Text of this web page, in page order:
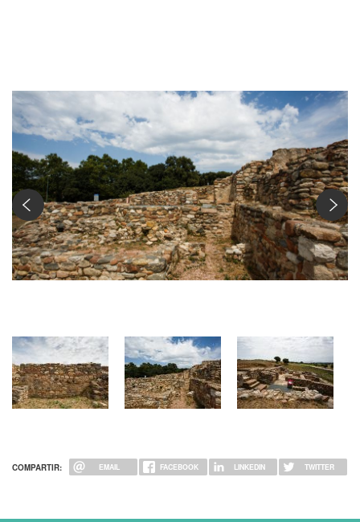
COMPARTIR: EMAIL FACEBOOK LINKEDIN TWITTER